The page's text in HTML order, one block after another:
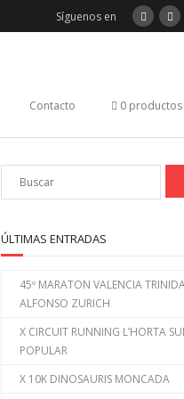
Síguenos en
Contacto 0 productos
ÚLTIMAS ENTRADAS
45º MARATON VALENCIA
ALFONSO ZURICH
X CIRCUIT RUNNING L’HORTA
POPULAR
X 10K DINOSAURIS MONCADA